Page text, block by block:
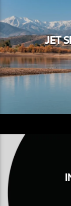
JET